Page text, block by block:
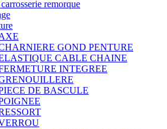
remorque
GOND PENTURE
CABLE CHAINE
INTEGREE
DE BASCULE